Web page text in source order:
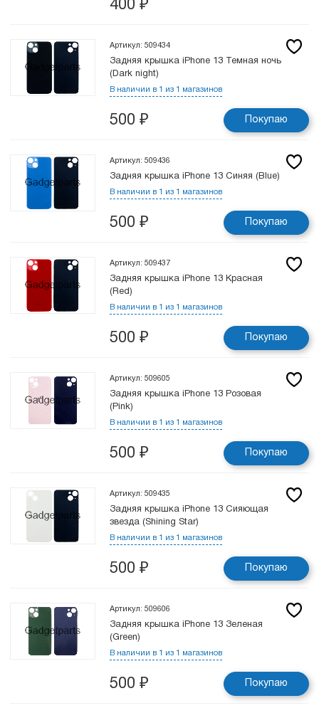
400 ₽
Артикул: 509434
Задняя крышка iPhone 13 Темная ночь
(Dark night)
В наличии в 1 из 1 магазинов
500 ₽ Покупаю
Артикул: 509436
Задняя крышка iPhone 13 Синяя (Blue)
В наличии в 1 из 1 магазинов
500 ₽ Покупаю
Артикул: 509437
Задняя крышка iPhone 13 Красная
(Red)
В наличии в 1 из 1 магазинов
500 ₽ Покупаю
Артикул: 509605
Задняя крышка iPhone 13 Розовая
(Pink)
В наличии в 1 из 1 магазинов
500 ₽ Покупаю
Артикул: 509435
Задняя крышка iPhone 13 Сияющая
звезда (Shining Star)
В наличии в 1 из 1 магазинов
500 ₽ Покупаю
Артикул: 509606
Задняя крышка iPhone 13 Зеленая
(Green)
В наличии в 1 из 1 магазинов
500 ₽ Покупаю